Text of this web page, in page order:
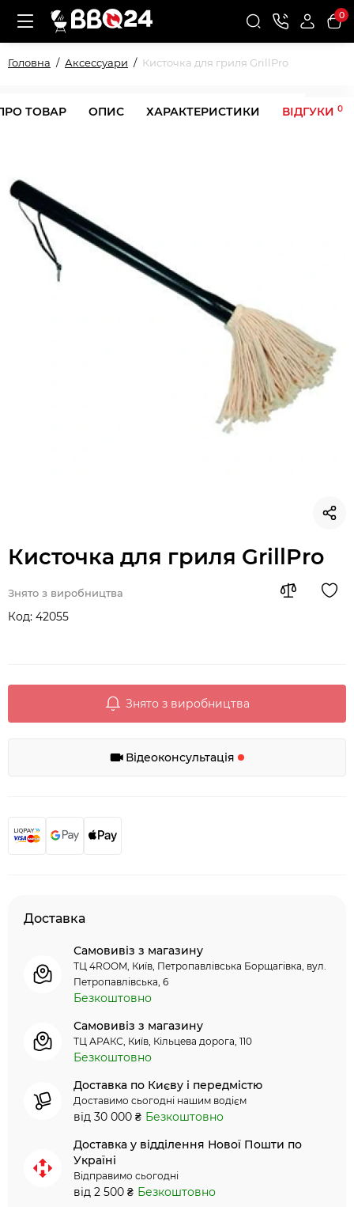
0
Головна Аксессуари Кисточка для гриля GrillPro
ТОВАР ОПИС ХАРАКТЕРИСТИКИ ВІДГУКИ 0
Кисточка для гриля GrillPro
Знято з виробництва
Код: 42055
Знято з виробництва
Відеоконсультація
Доставка
Самовивіз з магазину
ТЦ 4ROOM, Київ, Петропавлівська Борщагівка, вул.
Петропавлівська, 6
Безкоштовно
Самовивіз з магазину
ТЦ АРАКС, Київ, Кільцева дорога, 110
Безкоштовно
Доставка по Києву і передмістю
Доставимо сьогодні нашим водієм
від 30 000 ₴ Безкоштовно
Доставка у відділення Нової Пошти по
Україні
Відправимо сьогодні
від 2 500 ₴ Безкоштовно